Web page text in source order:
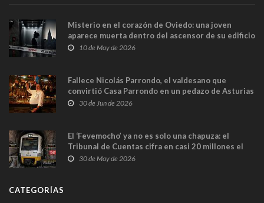
Misterio en el corazón de Oviedo: una joven
aparece muerta dentro del ascensor de su edificio
y las cámaras captan sus últimos minutos
10 de May de 2026
Fallece Nicolás Parrondo, el valdesano que
convirtió Casa Parrondo en un pedazo de Asturias
en Madrid
30 de Jun de 2026
El ‘Fevemocho’ ya no es solo una chapuza: el
Tribunal de Cuentas cifra en casi 20 millones el
sobrecoste de los trenes que no cabían por los
30 de May de 2026
CATEGORÍAS